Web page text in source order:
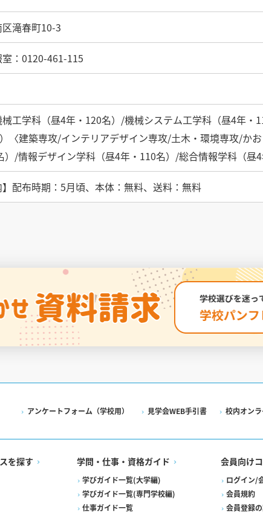
滝春町10-3
：0120-461-115
工学科（昼4年・120名）/機械システム工学科（昼4年
〈建築専攻/インテリアデザイン専攻/土木・環境専攻/か
）/情報デザイン学科（昼4年・110名）/総合情報学科（昼
】配布時期：5月頃、本体：無料、送料：無料
アンケートフォーム（学校用） 見学会WEB手引書 校内オン
を探す
学問・仕事・資格ガイド
学びガイド一覧(大学編)
学びガイド一覧(専門学校編)
仕事ガイド一覧
会員向け
ログイン/
会員規約
会員登録